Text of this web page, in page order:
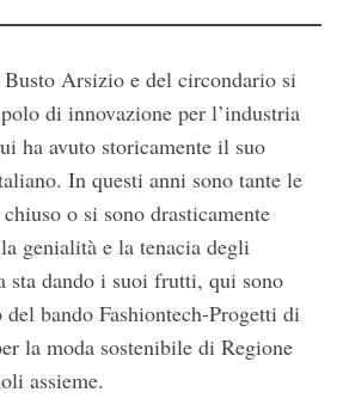
Arsizio e del circondario si
di innovazione per l’industria
ha avuto storicamente il suo
In questi anni sono tante le
o si sono drasticamente
genialità e la tenacia degli
sta dando i suoi frutti, qui sono
bando Fashiontech-Progetti di
la moda sostenibile di Regione
assieme.